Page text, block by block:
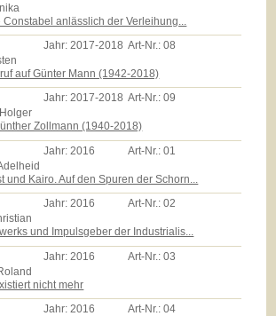
anlässlich der Verleihung...
Jahr: 2017-2018 Art-Nr.:08
auf Günter Mann (1942-2018)
Jahr:2017-2018 Art-Nr.:09
Zollmann (1940-2018)
Jahr: 2016 Art-Nr.:01
und Kairo. Auf den Spuren der Schorn...
Jahr:2016 Art-Nr.:02
und Impulsgeber der Industrialis...
Jahr: 2016 Art-Nr.:03
nicht mehr
Jahr:2016 Art-Nr.:04